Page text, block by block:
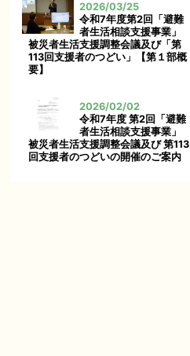
2026/03/25
令和7年度第2回「避難
者生活相談支援事業」
被災者生活支援調整会議及び「第
113回支援者のつどい」【第１部概
要】
2026/02/02
令和7年度 第2回「避難
者生活相談支援事業」
被災者生活支援調整会議及び 第113
回支援者のつどいの開催のご案内